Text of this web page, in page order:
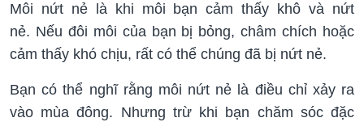
Môi nứt nẻ là khi môi bạn cảm thấy khô và nứt
nẻ. Nếu đôi môi của bạn bị bỏng, châm chích hoặc
cảm thấy khó chịu, rất có thể chúng đã bị nứt nẻ.
Bạn có thể nghĩ rằng môi nứt nẻ là điều chỉ xảy ra
vào mùa đông. Nhưng trừ khi bạn chăm sóc đặc